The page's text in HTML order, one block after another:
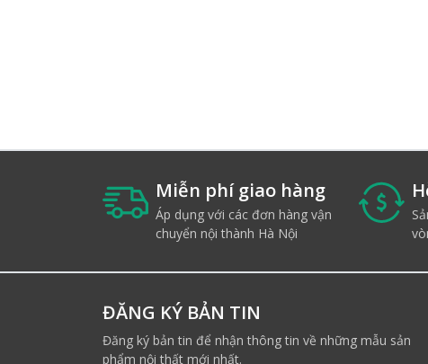
Miễn phí giao hàng
Áp dụng với các đơn hàng vận
chuyển nội thành Hà Nội
ĐĂNG KÝ BẢN TIN
Đăng ký bản tin để nhận thông tin về những mẫu sản
phẩm nội thất mới nhất.